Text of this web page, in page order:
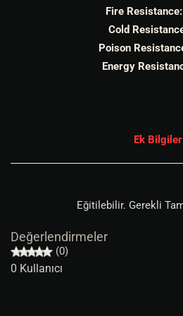
Fire Resistance:
Cold
Poison
Energy
Ek Bilgiler
Eğitilebilir. Gerekli
Değerlendirmeler
(0)
0 Kullanıcı